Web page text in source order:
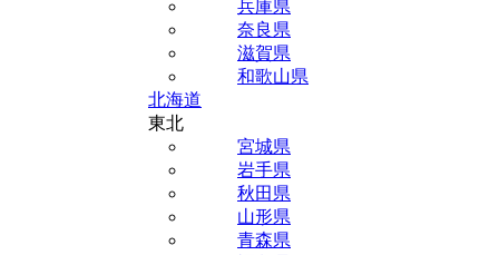
兵庫県
奈良県
滋賀県
和歌山県
北海道
東北
宮城県
岩手県
秋田県
山形県
青森県